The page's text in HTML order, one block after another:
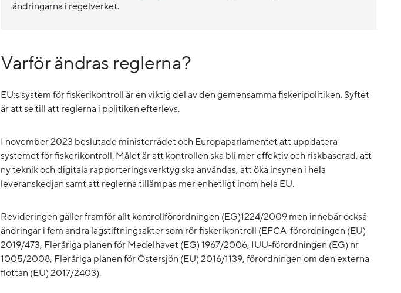
ändringarna i regelverket.
Varför ändras reglerna?
EU:s system för fiskerikontroll är en viktig del av den gemensamma fiskeripolitiken. Syftet
är att se till att reglerna i politiken efterlevs.
I november 2023 beslutade ministerrådet och Europaparlamentet att uppdatera
systemet för fiskerikontroll. Målet är att kontrollen ska bli mer effektiv och riskbaserad, att
ny teknik och digitala rapporteringsverktyg ska användas, att öka insynen i hela
leveranskedjan samt att reglerna tillämpas mer enhetligt inom hela EU.
Revideringen gäller framför allt kontrollförordningen (EG)1224/2009 men innebär också
ändringar i fem andra lagstiftningsakter som rör fiskerikontroll (EFCA-förordningen (EU)
2019/473, Fleråriga planen för Medelhavet (EG) 1967/2006, IUU-förordningen (EG) nr
1005/2008, Fleråriga planen för Östersjön (EU) 2016/1139, förordningen om den externa
flottan (EU) 2017/2403).